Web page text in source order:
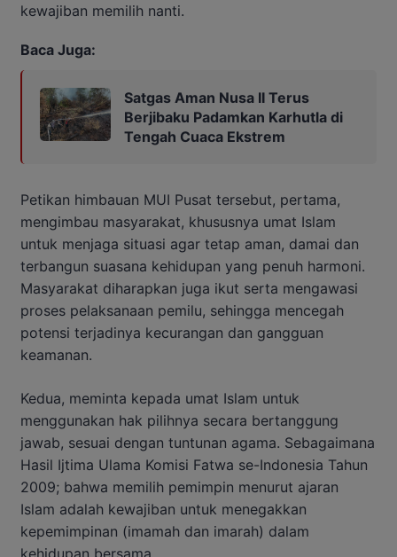
kewajiban memilih nanti.
Baca Juga:
Satgas Aman Nusa II Terus
Berjibaku Padamkan Karhutla di
Tengah Cuaca Ekstrem
Petikan himbauan MUI Pusat tersebut, pertama,
mengimbau masyarakat, khususnya umat Islam
untuk menjaga situasi agar tetap aman, damai dan
terbangun suasana kehidupan yang penuh harmoni.
Masyarakat diharapkan juga ikut serta mengawasi
proses pelaksanaan pemilu, sehingga mencegah
potensi terjadinya kecurangan dan gangguan
keamanan.
Kedua, meminta kepada umat Islam untuk
menggunakan hak pilihnya secara bertanggung
jawab, sesuai dengan tuntunan agama. Sebagaimana
Hasil Ijtima Ulama Komisi Fatwa se-Indonesia Tahun
2009; bahwa memilih pemimpin menurut ajaran
Islam adalah kewajiban untuk menegakkan
kepemimpinan (imamah dan imarah) dalam
kehidupan bersama.